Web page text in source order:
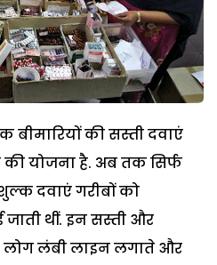
बीमारियों की सस्ती दवाएं
योजना है. अब तक सिर्फ
दवाएं गरीबों को
थीं. इन सस्ती और
लंबी लाइन लगाते और